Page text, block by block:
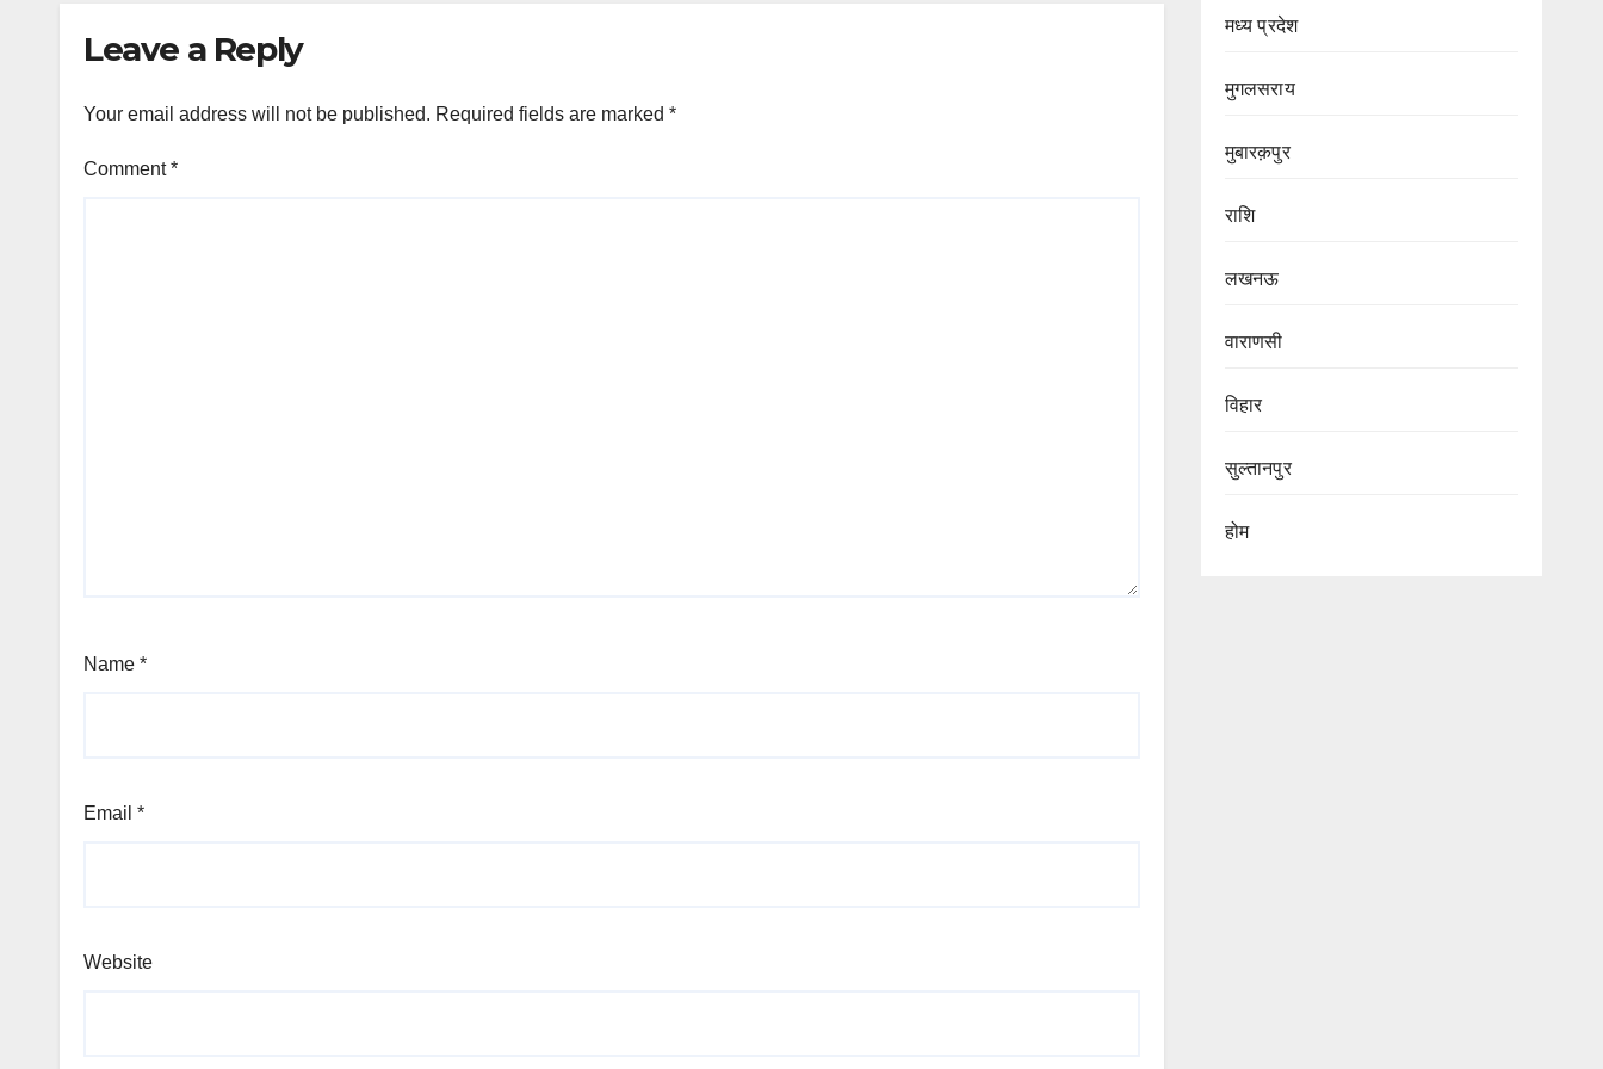
Leave a Reply
Your email address will not be published. Required fields are marked *
Comment*
Name *
Email *
Website
मध्य प्रदेश
मुगलसराय
मुबारक़पुर
राशि
लखनऊ
वाराणसी
विहार
सुल्तानपुर
होम